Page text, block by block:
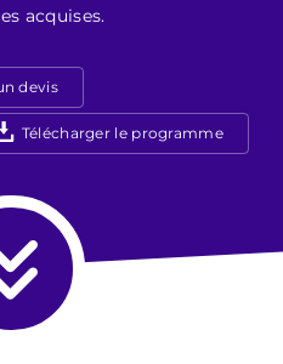
acquises.
devis
Télécharger le programme